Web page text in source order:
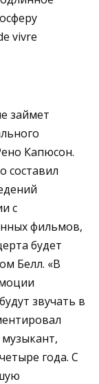
vivre
займет
Капюсон.
составил
с
фильмов,
будет
Белл. «В
звучать в
года. С